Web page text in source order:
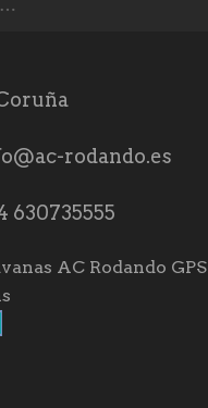
rodando.es
630735555
AC Rodando GPS